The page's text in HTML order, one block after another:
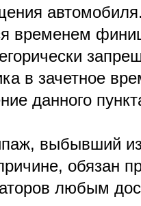
временем
в зачетное
данного
выбывший
обязан
любым